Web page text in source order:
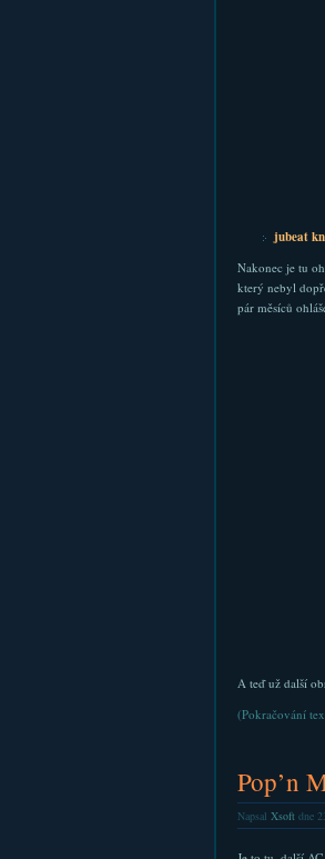
jubeat
Nakonec je tu
který nebyl
pár měsíců
A teď už další
(Pokračování
Pop’n
Napsal Xsoftdne